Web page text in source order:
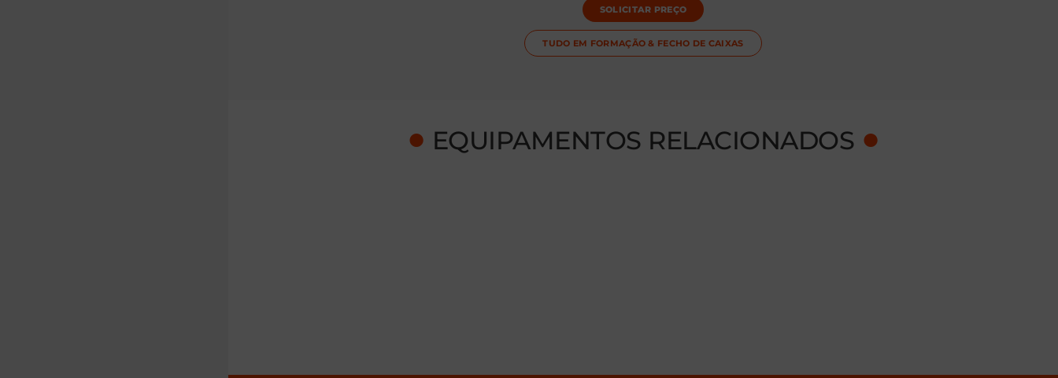
SOLICITAR PREÇO
TUDO EM FORMAÇÃO & FECHO DE CAIXAS
● EQUIPAMENTOS RELACIONADOS ●